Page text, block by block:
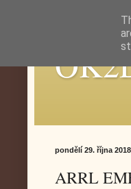
pondělí 29. října 2018
ARRL